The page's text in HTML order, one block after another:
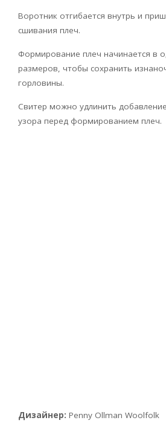
Воротник отгибается внутрь и
сшивания плеч.
Формирование плеч начинается в
размеров, чтобы сохранить
горловины.
Свитер можно удлинить
узора перед формированием плеч.
Дизайнер: Penny Ollman Woolfolk